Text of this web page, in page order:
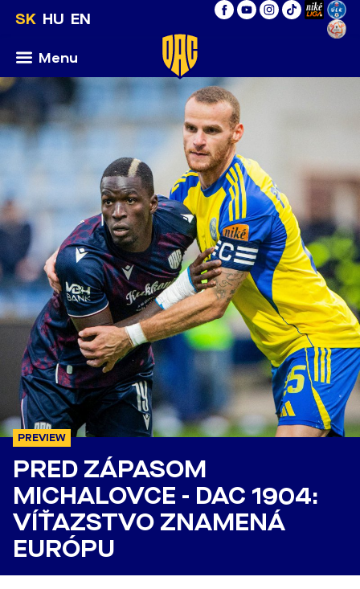
SK HU EN
Menu
PREVIEW
PRED ZÁPASOM
MICHALOVCE - DAC 1904:
VÍŤAZSTVO ZNAMENÁ
EURÓPU